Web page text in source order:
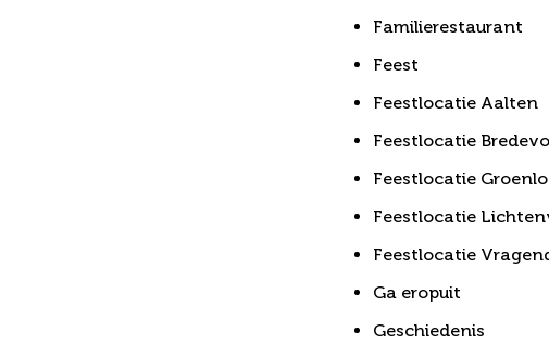
Familierestaurant
Feest
Feestlocatie Aalten
Feestlocatie
Feestlocatie Groenlo
Feestlocatie
Feestlocatie
Ga eropuit
Geschiedenis